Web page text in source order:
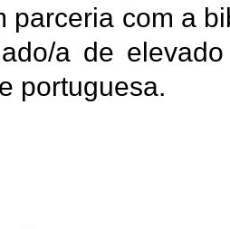
parceria com a
a de
portuguesa.